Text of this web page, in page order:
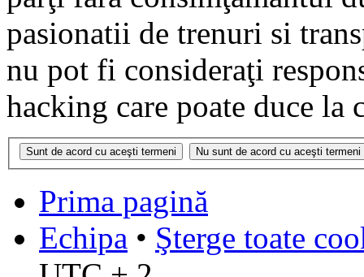
pasionatii de trenuri si
nu pot fi consideraţi
hacking care poate duce la
Prima pagină
Echipa • Şterge toate